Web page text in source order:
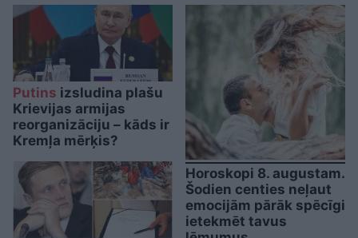
Putins izsludina plašu
Krievijas armijas
reorganizāciju – kāds ir
Kremļa mērķis?
Horoskopi 8. augustam.
Šodien centies neļaut
emocijām pārāk spēcīgi
ietekmēt tavus